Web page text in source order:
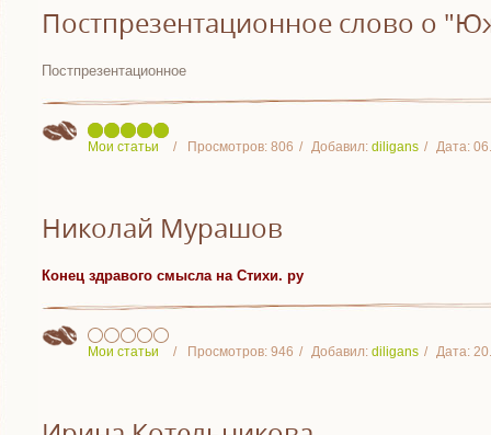
Постпрезентационное слово о
Постпрезентационное
Мои статьи Просмотров: 806 Добавил: diligans Дата:
Николай Мурашов
Конец здравого смысла на Стихи. ру
Мои статьи Просмотров: 946 Добавил: diligans Дата: